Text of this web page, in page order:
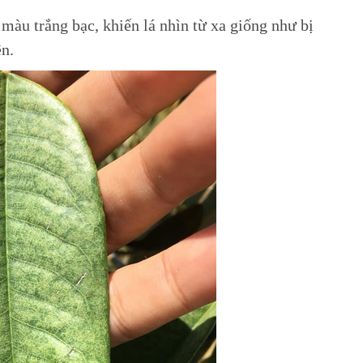
trắng bạc, khiến lá nhìn từ xa giống như bị